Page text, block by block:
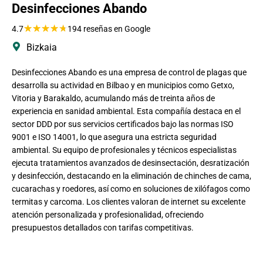
Desinfecciones Abando
4.7★★★★★ 194 reseñas en Google
Bizkaia
Desinfecciones Abando es una empresa de control de plagas que
desarrolla su actividad en Bilbao y en municipios como Getxo,
Vitoria y Barakaldo, acumulando más de treinta años de
experiencia en sanidad ambiental. Esta compañía destaca en el
sector DDD por sus servicios certificados bajo las normas ISO
9001 e ISO 14001, lo que asegura una estricta seguridad
ambiental. Su equipo de profesionales y técnicos especialistas
ejecuta tratamientos avanzados de desinsectación, desratización
y desinfección, destacando en la eliminación de chinches de cama,
cucarachas y roedores, así como en soluciones de xilófagos como
termitas y carcoma. Los clientes valoran de internet su excelente
atención personalizada y profesionalidad, ofreciendo
presupuestos detallados con tarifas competitivas.